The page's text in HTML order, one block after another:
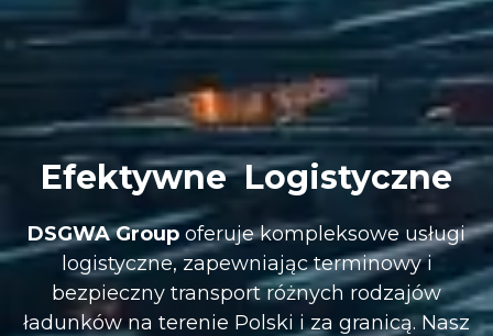
Efektywne Logistyczne
DSGWA Group oferuje kompleksowe usługi
logistyczne, zapewniając terminowy i
bezpieczny transport różnych rodzajów
ładunków na terenie Polski i za granicą. Nasz